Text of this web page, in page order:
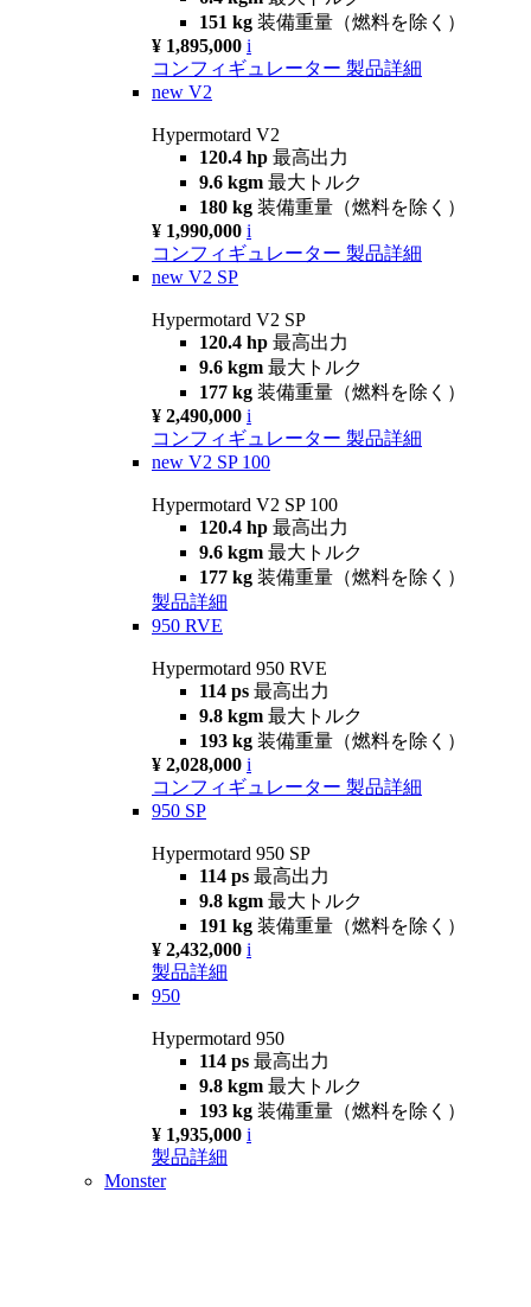
151 kg 装備重量（燃料を除く）
¥ 1,895,000 i
コンフィギュレーター 製品詳細
new V2
Hypermotard V2
120.4 hp 最高出力
9.6 kgm 最大トルク
180 kg 装備重量（燃料を除く）
¥ 1,990,000 i
コンフィギュレーター 製品詳細
new V2 SP
Hypermotard V2 SP
120.4 hp 最高出力
9.6 kgm 最大トルク
177 kg 装備重量（燃料を除く）
¥ 2,490,000 i
コンフィギュレーター 製品詳細
new V2 SP 100
Hypermotard V2 SP 100
120.4 hp 最高出力
9.6 kgm 最大トルク
177 kg 装備重量（燃料を除く）
製品詳細
950 RVE
Hypermotard 950 RVE
114 ps 最高出力
9.8 kgm 最大トルク
193 kg 装備重量（燃料を除く）
¥ 2,028,000 i
コンフィギュレーター 製品詳細
950 SP
Hypermotard 950 SP
114 ps 最高出力
9.8 kgm 最大トルク
191 kg 装備重量（燃料を除く）
¥ 2,432,000 i
製品詳細
950
Hypermotard 950
114 ps 最高出力
9.8 kgm 最大トルク
193 kg 装備重量（燃料を除く）
¥ 1,935,000 i
製品詳細
Monster